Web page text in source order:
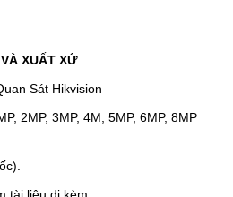
XUẤT XỨ
Sát Hikvision
2MP, 3MP, 4M, 5MP, 6MP, 8MP
tài liệu di kèm.